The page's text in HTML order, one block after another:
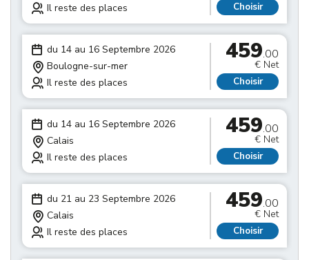
Il reste des places
Choisir
du 14 au 16 Septembre 2026
Boulogne-sur-mer
Il reste des places
459.00
€ Net
Choisir
du 14 au 16 Septembre 2026
Calais
Il reste des places
459.00
€ Net
Choisir
du 21 au 23 Septembre 2026
Calais
Il reste des places
459.00
€ Net
Choisir